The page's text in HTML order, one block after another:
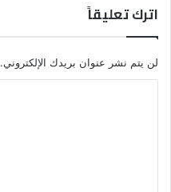
اترك تعليقاً
لن يتم نشر عنوان بريدك الإلكتروني.